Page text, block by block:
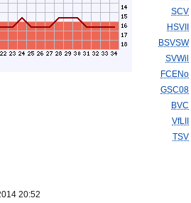
SCV
HSVII
BSVSW
SVWil
FCENo
GSC08
BVC
VfLII
TSV
20:52